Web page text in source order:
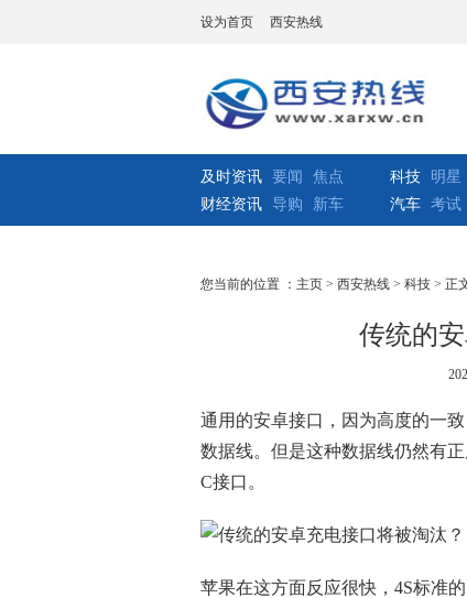
设为首页 西安热线
及时资讯 要闻
焦点
财经资讯 导购 新车
科技 明星
汽车 考试
您当前的位置 ： 主页 > 西安热线 > 科技 > 正
传统的
通用的安卓接口，因为高度的一
数据线。但是这种数据线仍然有
C接口。
苹果在这方面反应很快，4S标准